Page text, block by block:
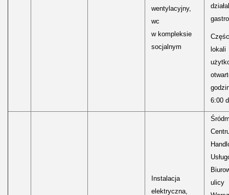
wentylacyjny,
wc
w kompleksie
socjalnym
lokali
6:00
Instalacja
elektryczna,
ulicy